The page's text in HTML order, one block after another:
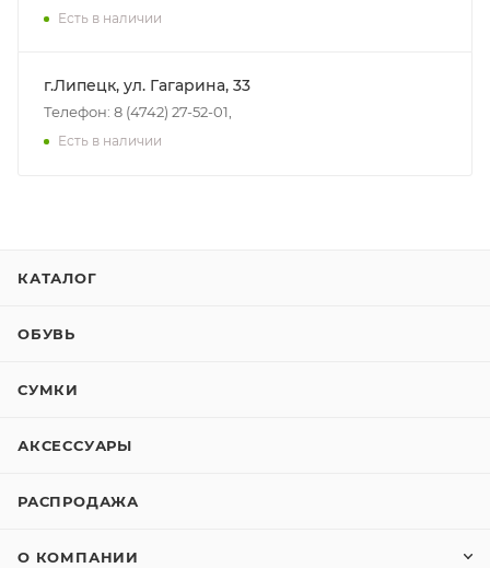
Есть в наличии
г.Липецк, ул. Гагарина, 33
Телефон: 8 (4742) 27-52-01,
Есть в наличии
КАТАЛОГ
ОБУВЬ
СУМКИ
АКСЕССУАРЫ
РАСПРОДАЖА
О КОМПАНИИ